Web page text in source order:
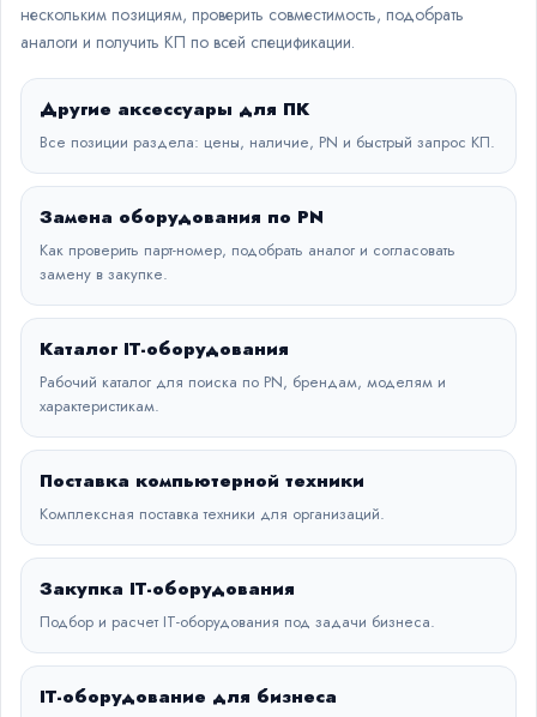
нескольким позициям, проверить совместимость, подобрать
аналоги и получить КП по всей спецификации.
Другие аксессуары для ПК
Все позиции раздела: цены, наличие, PN и быстрый запрос КП.
Замена оборудования по PN
Как проверить парт-номер, подобрать аналог и согласовать
замену в закупке.
Каталог IT-оборудования
Рабочий каталог для поиска по PN, брендам, моделям и
характеристикам.
Поставка компьютерной техники
Комплексная поставка техники для организаций.
Закупка IT-оборудования
Подбор и расчет IT-оборудования под задачи бизнеса.
IT-оборудование для бизнеса